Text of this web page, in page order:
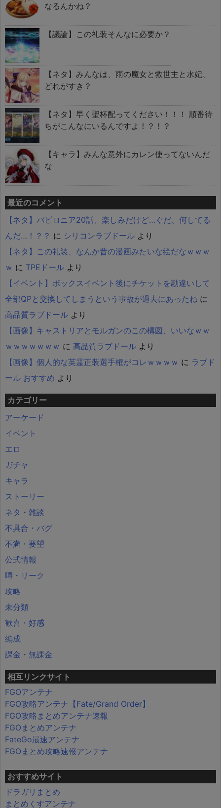
なるんかね？
【議論】この礼装そんなに必要か？
【ネタ】みんなは、雨の魔女と救世主と水妃、
どれがすき？
【ネタ】早く聖杯配ってください！！！ 順番待
ちがこんなにいるんですよ！？！？
【キャラ】みんな意外にカレン使ってないんだ
な
最近のコメント
【ネタ】バビロニア20話、楽しみだけど…ぐだ、何してる
んだ…！？？ に シリコンラブドール より
【ネタ】この礼装、なんか昔の漫画みたいな絵だなｗｗｗ
ｗ に TPEドール より
【イベント】ボックスイベント後にチケットを勘違いして
全部QPと交換してしまうという事故が過去にあったね に
高品質ラブドール より
【画像】キャストリアとモルガンのこの構図、いいなｗｗ
ｗｗｗｗｗｗｗ に 高品質ラブドール より
【画像】個人的な英霊正装選手権がコレｗｗｗｗ に ラブド
ール おすすめ より
カテゴリー
アーケード
イベント
エロ
ガチャ
キャラ
ストーリー
ネタ・雑談
不具合・バグ
不満・要望
公式情報
噂・リーク
攻略
未分類
歓喜・好感
編成
課金・無課金
相互リンクサイト
FGOアンテナ
FGO攻略アンテナ【Fate/Grand Order】
FGO攻略まとめアンテナ速報
FGOまとめアンテナ
FateGo最速アンテナ
FGOまとめ攻略速報アンテナ
おすすめサイト
ドラガリまとめ
まとめくすアンテナ